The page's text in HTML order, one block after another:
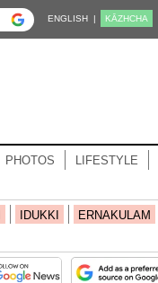
ENGLISH | KĀZHCHA
PHOTOS LIFESTYLE
IDUKKI ERNAKULAM